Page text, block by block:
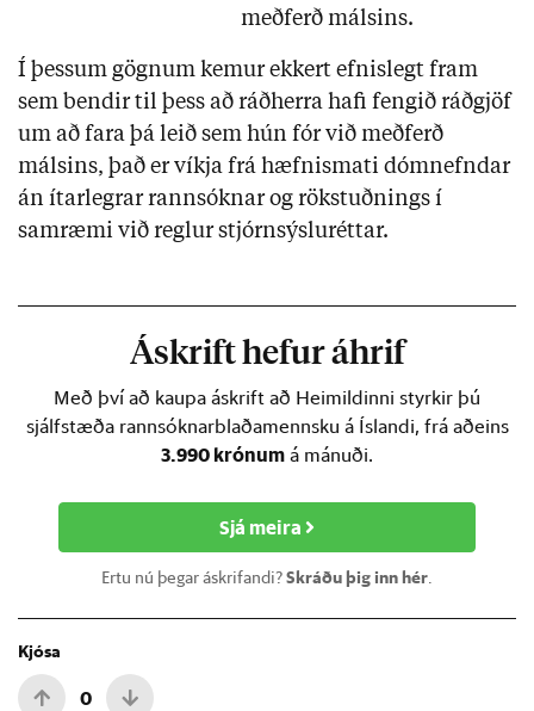
meðferð málsins.
Í þessum gögnum kemur ekkert efnislegt fram
sem bendir til þess að ráðherra hafi fengið ráðgjöf
um að fara þá leið sem hún fór við meðferð
málsins, það er víkja frá hæfnismati dómnefndar
án ítarlegrar rannsóknar og rökstuðnings í
samræmi við reglur stjórnsýsluréttar.
Áskrift hefur áhrif
Með því að kaupa áskrift að Heimildinni styrkir þú
sjálfstæða rannsóknarblaðamennsku á Íslandi, frá aðeins
3.990 krónum á mánuði.
Sjá meira
Ertu nú þegar áskrifandi?Skráðu þig inn hér.
Kjósa
0